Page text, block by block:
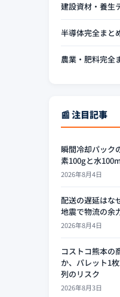
建設資材・養生
半導体完全まと
農業・肥料完全
📰 注目記事
瞬間冷却パック
素100gと水
2026年8月4日
配送の遅延はな
地震で物流の余
2026年8月4日
コストコ熊本の
か、パレット1
列のリスク
2026年8月3日